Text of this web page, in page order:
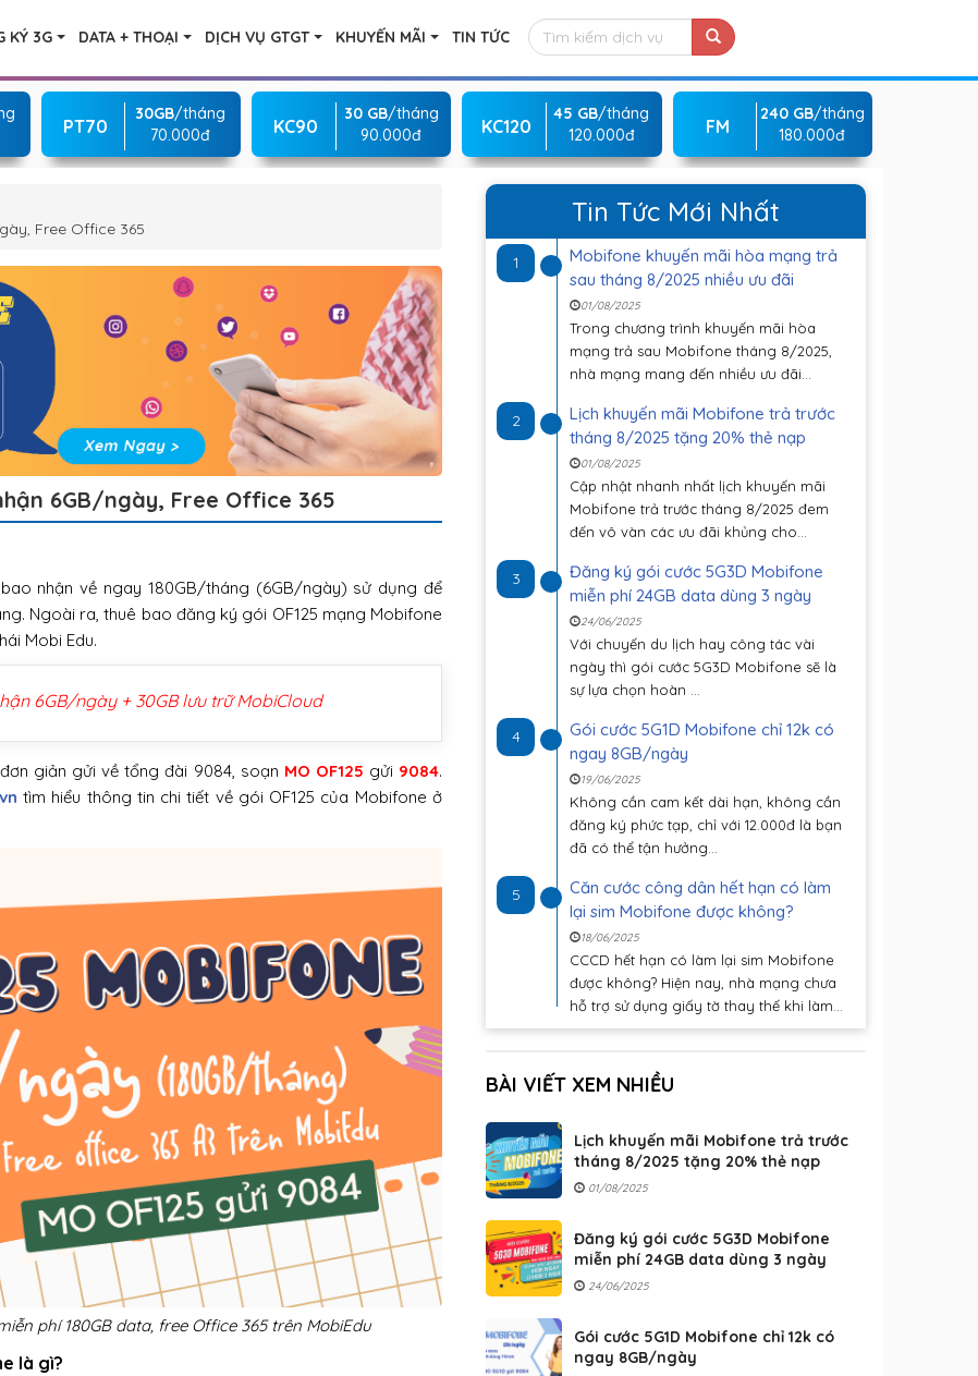
KÝ 3G DATA + THOẠI DỊCH VỤ GTGT KHUYẾN MÃI TIN TỨC
PT70
30GB/tháng
70.000đ
KC90
30 GB/tháng
90.000đ
KC120
45 GB/tháng
120.000đ
FM
240 GB/tháng
180.000đ
Free Office 365
6GB/ngày, Free Office 365
nhận về ngay 180GB/tháng (6GB/ngày) sử dụng để
Ngoài ra, thuê bao đăng ký gói OF125 mạng Mobifone
Mobi Edu.
6GB/ngày + 30GB lưu trữ MobiCloud
giản gửi về tổng đài 9084, soạn MO OF125 gửi 9084.
tìm hiểu thông tin chi tiết về gói OF125 của Mobifone ở
phí 180GB data, free Office 365 trên MobiEdu
là gì?
Tin Tức Mới Nhất
1
Mobifone khuyến mãi hòa mạng trả
sau tháng 8/2025 nhiều ưu đãi
01/08/2025
Trong chương trình khuyến mãi hòa
mạng trả sau Mobifone tháng 8/2025,
nhà mạng mang đến nhiều ưu đãi...
2
Lịch khuyến mãi Mobifone trả trước
tháng 8/2025 tặng 20% thẻ nạp
01/08/2025
Cập nhật nhanh nhất lịch khuyến mãi
Mobifone trả trước tháng 8/2025 đem
đến vô vàn các ưu đãi khủng cho...
3
Đăng ký gói cước 5G3D Mobifone
miễn phí 24GB data dùng 3 ngày
24/06/2025
Với chuyến du lịch hay công tác vài
ngày thì gói cước 5G3D Mobifone sẽ là
sự lựa chọn hoàn ...
4
Gói cước 5G1D Mobifone chỉ 12k có
ngay 8GB/ngày
19/06/2025
Không cần cam kết dài hạn, không cần
đăng ký phức tạp, chỉ với 12.000đ là bạn
đã có thể tận hưởng...
5
Căn cước công dân hết hạn có làm
lại sim Mobifone được không?
18/06/2025
CCCD hết hạn có làm lại sim Mobifone
được không? Hiện nay, nhà mạng chưa
hỗ trợ sử dụng giấy tờ thay thế khi làm...
BÀI VIẾT XEM NHIỀU
Lịch khuyến mãi Mobifone trả trước
tháng 8/2025 tặng 20% thẻ nạp
01/08/2025
Đăng ký gói cước 5G3D Mobifone
miễn phí 24GB data dùng 3 ngày
24/06/2025
Gói cước 5G1D Mobifone chỉ 12k có
ngay 8GB/ngày